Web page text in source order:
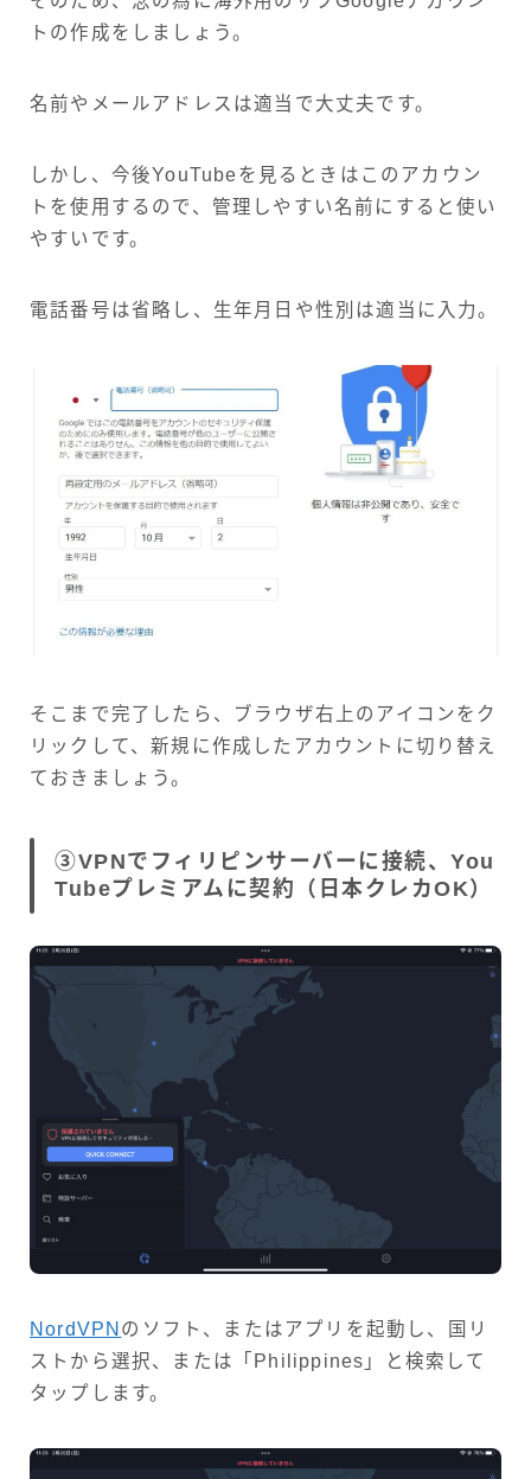
トの作成をしましょう。
名前やメールアドレスは適当で大丈夫です。
しかし、今後YouTubeを見るときはこのアカウン
トを使用するので、管理しやすい名前にすると使い
やすいです。
電話番号は省略し、生年月日や性別は適当に入力。
そこまで完了したら、ブラウザ右上のアイコンをク
リックして、新規に作成したアカウントに切り替え
ておきましょう。
③VPNでフィリピンサーバーに接続、You
Tubeプレミアムに契約（日本クレカOK）
NordVPN のソフト、またはアプリを起動し、国リ
ストから選択、または「Philippines」と検索して
タップします。